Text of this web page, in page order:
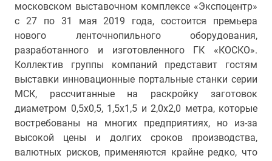
московском выставочном комплексе «Экспоцентр»
с 27 по 31 мая 2019 года, состоится премьера
нового ленточнопильного оборудования,
разработанного и изготовленного ГК «КОСКО».
Коллектив группы компаний представит гостям
выставки инновационные портальные станки серии
МСК, рассчитанные на раскройку заготовок
диаметром 0,5х0,5, 1,5х1,5 и 2,0х2,0 метра, которые
востребованы на многих предприятиях, но из-за
высокой цены и долгих сроков производства,
валютных рисков, применяются крайне редко, что